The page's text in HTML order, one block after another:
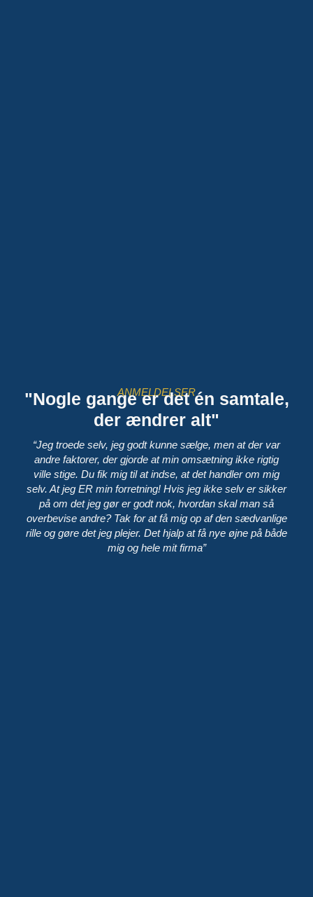
ANMELDELSER
"Nogle gange er det én samtale,
der ændrer alt"
“Jeg troede selv, jeg godt kunne sælge, men at der var
andre faktorer, der gjorde at min omsætning ikke rigtig
ville stige. Du fik mig til at indse, at det handler om mig
selv. At jeg ER min forretning! Hvis jeg ikke selv er sikker
på om det jeg gør er godt nok, hvordan skal man så
overbevise andre? Tak for at få mig op af den sædvanlige
rille og gøre det jeg plejer. Det hjalp at få nye øjne på både
mig og hele mit firma”